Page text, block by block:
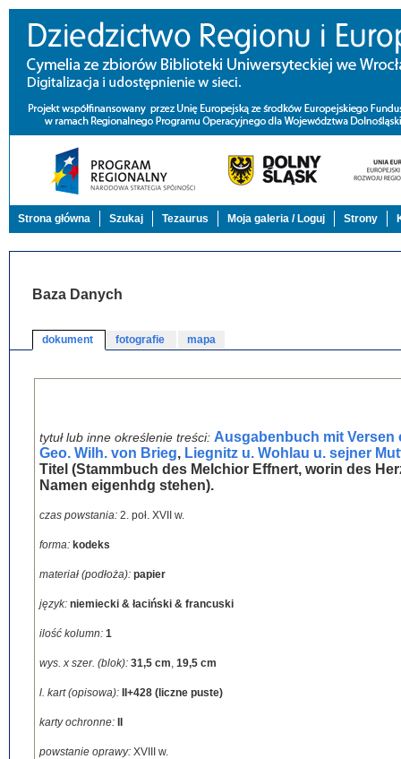
Strona główna Szukaj Tezaurus Moja galeria / Loguj Strony
Baza Danych
dokument fotografie mapa
tytuł lub inne określenie treści: Ausgabenbuch mit Versen
Geo. Wilh. von Brieg, Liegnitz u. Wohlau u. sejner
Titel (Stammbuch des Melchior Effnert, worin des
Namen eigenhdg stehen).
czas powstania: 2. poł. XVII w.
forma: kodeks
materiał (podłoża): papier
język: niemiecki & łaciński & francuski
ilość kolumn: 1
wys. x szer. (blok): 31,5 cm, 19,5 cm
l. kart (opisowa): II+428 (liczne puste)
karty ochronne:
powstanie oprawy: XVIII w.